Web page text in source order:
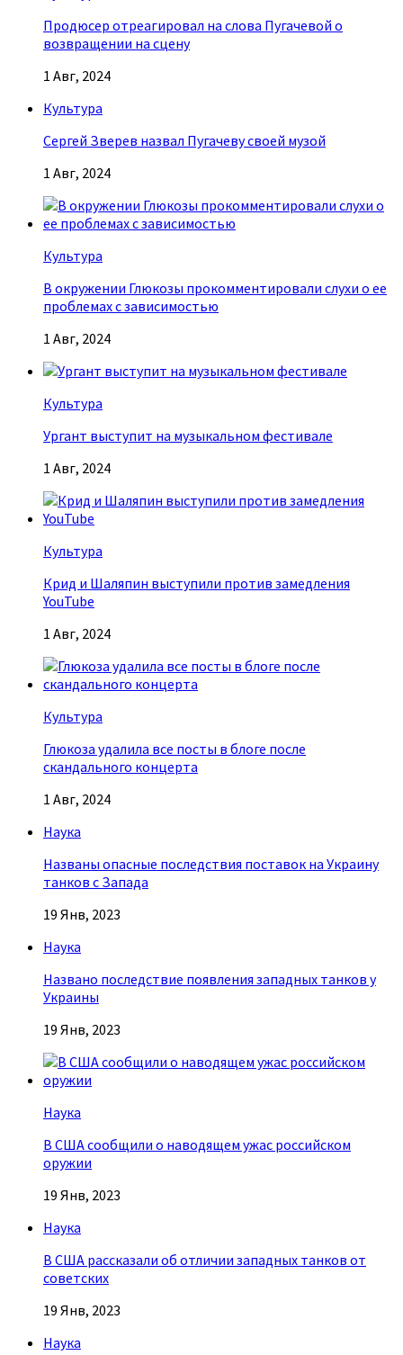
Продюсер отреагировал на слова Пугачевой о
возвращении на сцену
1 Авг, 2024
Культура
Сергей Зверев назвал Пугачеву своей музой
1 Авг, 2024
Культура
В окружении Глюкозы прокомментировали слухи о ее
проблемах с зависимостью
1 Авг, 2024
Культура
Ургант выступит на музыкальном фестивале
1 Авг, 2024
Культура
Крид и Шаляпин выступили против замедления
YouTube
1 Авг, 2024
Культура
Глюкоза удалила все посты в блоге после
скандального концерта
1 Авг, 2024
Наука
Названы опасные последствия поставок на Украину
танков с Запада
19 Янв, 2023
Наука
Названо последствие появления западных танков у
Украины
19 Янв, 2023
Наука
В США сообщили о наводящем ужас российском
оружии
19 Янв, 2023
Наука
В США рассказали об отличии западных танков от
советских
19 Янв, 2023
Наука